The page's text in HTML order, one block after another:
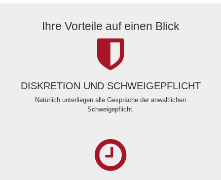
Ihre Vorteile auf einen Blick
DISKRETION UND SCHWEIGEPFLICHT
Natürlich unterliegen alle Gespräche der anwaltlichen
Schweigepflicht.